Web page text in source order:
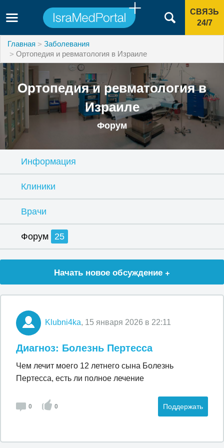
СВЯЗЬ
24/7
Главная
Заболевания
Ортопедия и ревматология в Израиле
Ортопедия и ревматология в
Израиле
Форум
Информация
Клиники
Врачи
Форум 25
Начать новое обсуждение +
Klubni4ka, 15 января 2026 в 22:11
Диагноз: Болезнь Пертесса
Чем лечит моего 12 летнего сына Болезнь
Пертесса, есть ли полное лечение
0 0 Поддержать